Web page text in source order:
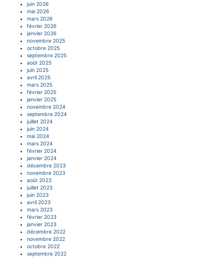
juin 2026
mai 2026
mars 2026
février 2026
janvier 2026
novembre 2025
octobre 2025
septembre 2025
août 2025
juin 2025
avril 2025
mars 2025
février 2025
janvier 2025
novembre 2024
septembre 2024
juillet 2024
juin 2024
mai 2024
mars 2024
février 2024
janvier 2024
décembre 2023
novembre 2023
août 2023
juillet 2023
juin 2023
avril 2023
mars 2023
février 2023
janvier 2023
décembre 2022
novembre 2022
octobre 2022
septembre 2022